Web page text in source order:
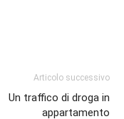
Articolo successivo
Un traffico di droga in
appartamento